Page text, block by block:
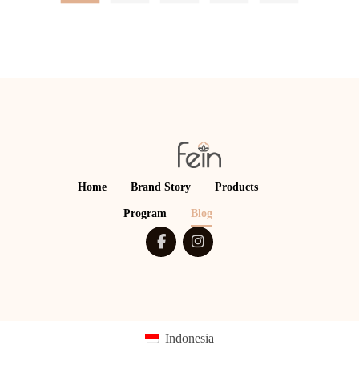
Home Brand Story Products
Program Blog
Indonesia